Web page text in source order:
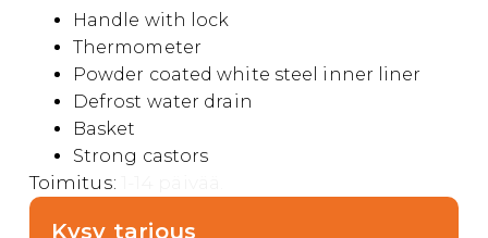
Handle with lock
Thermometer
Powder coated white steel inner liner
Defrost water drain
Basket
Strong castors
Toimitus:
Kysy tarjous